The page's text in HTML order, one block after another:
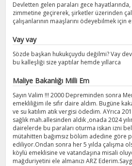
Devletten gelen paraları gece
zimmetine geçirerek, şirketler üzerinden
çalışanlarının maaşlarını ödeyebilmek için
Vay vay
Sözde başkan hukukçuydu değilmi? Vay
bu kalleşliği size yaptılar hemde yıllarca
Maliye Bakanlığı Milli Em
Sayın Valim !!! 2000 Depreminden sonra
emekliliğim ile sıfır daire aldım. Bugüne
ve su katılım atık vergisi ödedim. AYrıca
sağlık mah.allesinden aldık ,onada 2024
dairelerde bu paraları oturma iskan izni
mütahitten bağımsız bölüm adedine göre
ediliyor.Ondan sonra her 5 yılda çalışma
köylü emeklisine ve vatandaşına misali
mağduriyetini ele almanızı ARZ